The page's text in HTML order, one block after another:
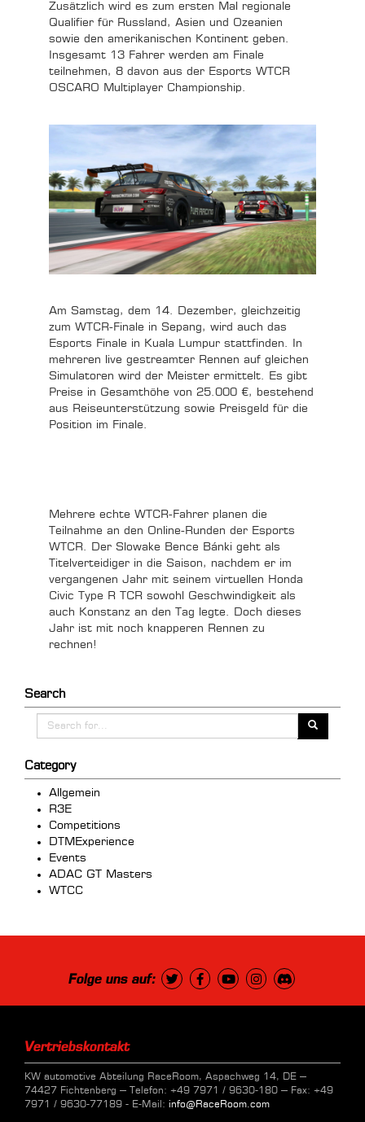
Zusätzlich wird es zum ersten Mal regionale
Qualifier für Russland, Asien und Ozeanien
sowie den amerikanischen Kontinent geben.
Insgesamt 13 Fahrer werden am Finale
teilnehmen, 8 davon aus der Esports WTCR
OSCARO Multiplayer Championship.
Am Samstag, dem 14. Dezember, gleichzeitig
zum WTCR-Finale in Sepang, wird auch das
Esports Finale in Kuala Lumpur stattfinden. In
mehreren live gestreamter Rennen auf gleichen
Simulatoren wird der Meister ermittelt. Es gibt
Preise in Gesamthöhe von 25.000 €, bestehend
aus Reiseunterstützung sowie Preisgeld für die
Position im Finale.
Mehrere echte WTCR-Fahrer planen die
Teilnahme an den Online-Runden der Esports
WTCR. Der Slowake Bence Bánki geht als
Titelverteidiger in die Saison, nachdem er im
vergangenen Jahr mit seinem virtuellen Honda
Civic Type R TCR sowohl Geschwindigkeit als
auch Konstanz an den Tag legte. Doch dieses
Jahr ist mit noch knapperen Rennen zu
rechnen!
Search
Category
Allgemein
R3E
Competitions
DTMExperience
Events
ADAC GT Masters
WTCC
Folge uns auf:
Vertriebskontakt
KW automotive Abteilung RaceRoom, Aspachweg 14, DE –
74427 Fichtenberg – Telefon: +49 7971 / 9630-180 – Fax: +49
7971 / 9630-77189 - E-Mail: info@RaceRoom.com